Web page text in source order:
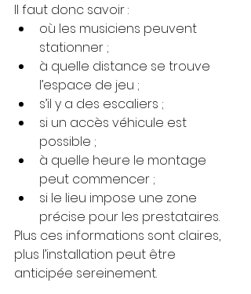
Il faut donc savoir :
où les musiciens peuvent
stationner ;
à quelle distance se trouve
l’espace de jeu ;
s’il y a des escaliers ;
si un accès véhicule est
possible ;
à quelle heure le montage
peut commencer ;
si le lieu impose une zone
précise pour les prestataires.
Plus ces informations sont claires,
plus l’installation peut être
anticipée sereinement.